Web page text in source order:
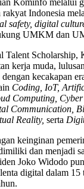
Indonesia
safety, digital
UMKM dan
Talent Scholarship,
kerja muda,
dengan kecakapan
Coding, IoT,
Computing,
Communication,
Reality, serta
keinginan
dan menjadi
Joko Widodo
digital dalam 15